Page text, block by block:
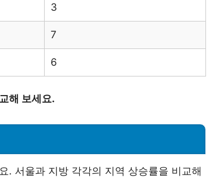
3
7
6
해 보세요.
. 서울과 지방 각각의 지역 상승률을 비교해